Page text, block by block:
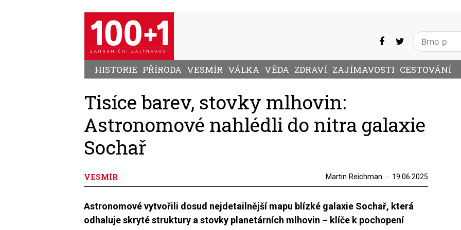
HISTORIE PŘÍRODA VESMÍR VÁLKA VĚDA ZDRAVÍ ZAJÍMAVOSTI CESTOVÁNÍ
Tisíce barev, stovky mlhovin:
Astronomové nahlédli do nitra galaxie
Sochař
VESMÍR Martin Reichman 19.06.2025
Astronomové vytvořili dosud nejdetailnější mapu blízké galaxie Sochař, která
odhaluje skryté struktury a stovky planetárních mlhovin – klíče k pochopení